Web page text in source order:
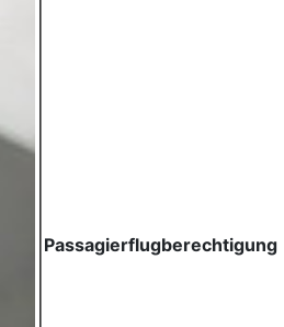
Passagierflugberechtigung